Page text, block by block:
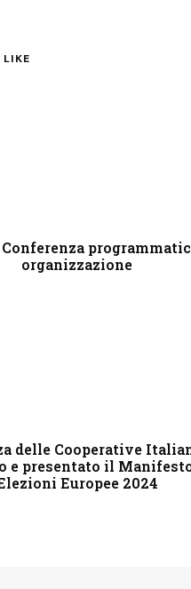
Conferenza
organizzazione
delle Cooperative
e presentato il
Europee 2024